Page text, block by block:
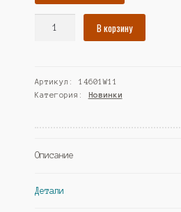
№13
левосторонний,
Вайс
В корзину
Артикул:14601W11
Категория: Новинки
Описание
Детали